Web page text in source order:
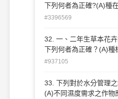
下列何者為正確?(A)種
藏起來, 以免被人發現拔
數(C)在設計時應考量後
破壞性越少越好(D)種植
#3396569
32. 一、二年生草本花卉設計及種植之原則
下列何者為正確？(A)種
以免死亡缺株時被發現(B)種 在較高
時應刻意挑選尚未開花
少更換次 數(D)在設計時應考量後續更換之
#937105
33. 下列對於水分管理
(A)不同濕度需求之作物